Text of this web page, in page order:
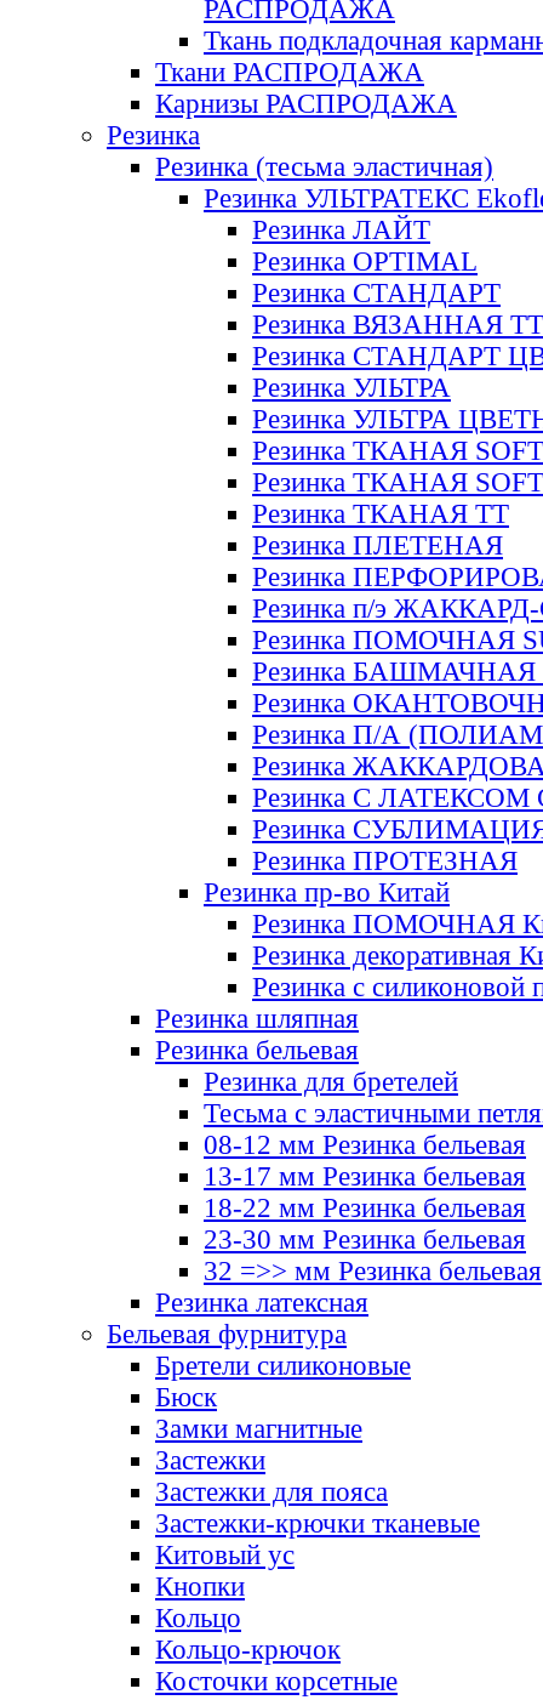
РАСПРОДАЖА
Ткань подкладочная
Ткани РАСПРОДАЖА
Карнизы РАСПРОДАЖА
Резинка
Резинка (тесьма эластичная)
Резинка УЛЬТРАТЕКС
Резинка ЛАЙТ
Резинка OPTIMAL
Резинка СТАНДАРТ
Резинка ВЯЗАННАЯ ТТ
Резинка СТАНДАРТ
Резинка УЛЬТРА
Резинка УЛЬТРА
Резинка ТКАНАЯ SOFT
Резинка ТКАНАЯ
Резинка ТКАНАЯ ТТ
Резинка ПЛЕТЕНАЯ
Резинка
Резинка п/э
Резинка ПОМОЧНАЯ
Резинка БАШМАЧНАЯ
Резинка
Резинка П/А
Резинка
Резинка С ЛАТЕКСОМ
Резинка
Резинка ПРОТЕЗНАЯ
Резинка пр-во Китай
Резинка ПОМОЧНАЯ
Резинка декоративная
Резинка с силиконовой
Резинка шляпная
Резинка бельевая
Резинка для бретелей
Тесьма с эластичными
08-12 мм Резинка бельевая
13-17 мм Резинка бельевая
18-22 мм Резинка бельевая
23-30 мм Резинка бельевая
32 =>> мм Резинка бельевая
Резинка латексная
Бельевая фурнитура
Бретели силиконовые
Бюск
Замки магнитные
Застежки
Застежки для пояса
Застежки-крючки тканевые
Китовый ус
Кнопки
Кольцо
Кольцо-крючок
Косточки корсетные